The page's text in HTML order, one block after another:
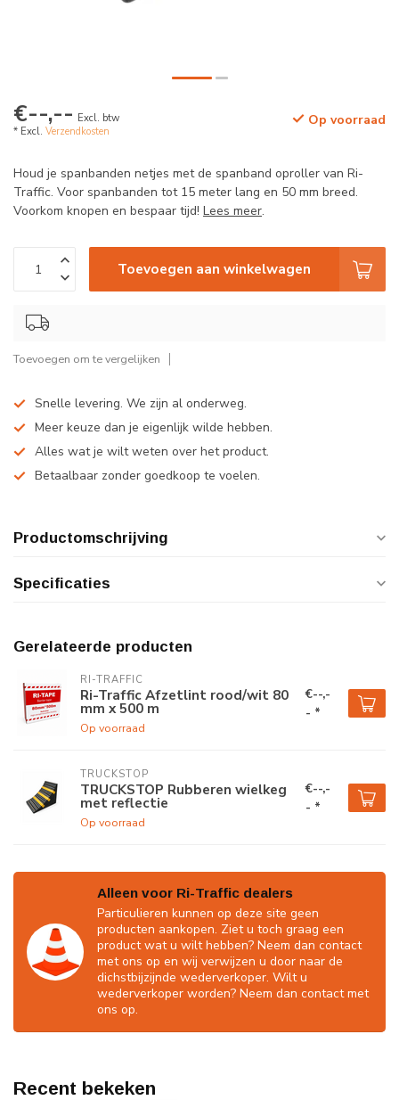
€--,-- Excl. btw
* Excl. Verzendkosten
Op voorraad
Houd je spanbanden netjes met de spanband oproller van Ri-
Traffic. Voor spanbanden tot 15 meter lang en 50 mm breed.
Voorkom knopen en bespaar tijd! Lees meer.
Toevoegen aan winkelwagen
Toevoegen om te vergelijken
Snelle levering. We zijn al onderweg.
Meer keuze dan je eigenlijk wilde hebben.
Alles wat je wilt weten over het product.
Betaalbaar zonder goedkoop te voelen.
Productomschrijving
Specificaties
Gerelateerde producten
RI-TRAFFIC
Ri-Traffic Afzetlint rood/wit 80
mm x 500 m
Op voorraad
€--,-
- *
TRUCKSTOP
TRUCKSTOP Rubberen wielkeg
met reflectie
Op voorraad
€--,-
- *
Alleen voor Ri-Traffic dealers
Particulieren kunnen op deze site geen
producten aankopen. Ziet u toch graag een
product wat u wilt hebben? Neem dan contact
met ons op en wij verwijzen u door naar de
dichstbijzijnde wederverkoper. Wilt u
wederverkoper worden? Neem dan contact met
ons op.
Recent bekeken